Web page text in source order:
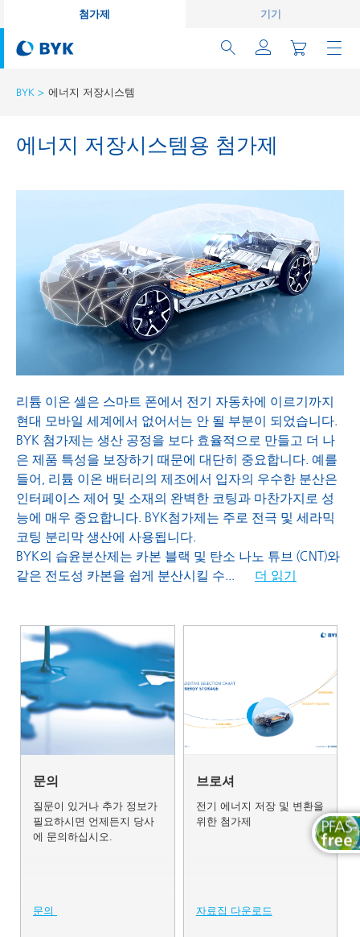
첨가제 기기
BYK 에너지 저장시스템
에너지 저장시스템용 첨가제
리튬 이온 셀은 스마트 폰에서 전기 자동차에 이르기까지
현대 모바일 세계에서 없어서는 안 될 부분이 되었습니다.
BYK 첨가제는 생산 공정을 보다 효율적으로 만들고 더 나
은 제품 특성을 보장하기 때문에 대단히 중요합니다. 예를
들어, 리튬 이온 배터리의 제조에서 입자의 우수한 분산은
인터페이스 제어 및 소재의 완벽한 코팅과 마찬가지로 성
능에 매우 중요합니다. BYK첨가제는 주로 전극 및 세라믹
코팅 분리막 생산에 사용됩니다.
BYK의 습윤분산제는 카본 블랙 및 탄소 나노 튜브 (CNT)와
같은 전도성 카본을 쉽게 분산시킬 수... 더 읽기
문의
질문이 있거나 추가 정보가
필요하시면 언제든지 당사
에 문의하십시오.
문의
브로셔
전기 에너지 저장 및 변환을
위한 첨가제
자료집 다운로드